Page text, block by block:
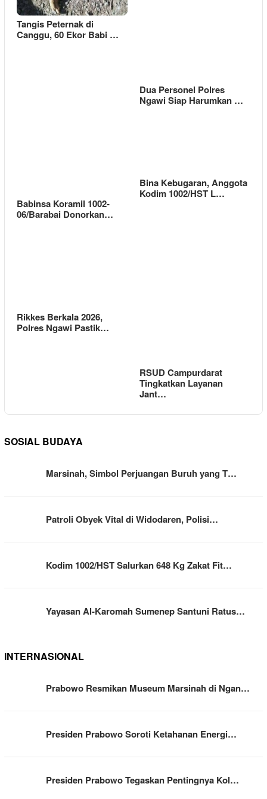
Tangis Peternak di
Canggu, 60 Ekor Babi …
Dua Personel Polres
Ngawi Siap Harumkan …
Babinsa Koramil 1002-
06/Barabai Donorkan…
Bina Kebugaran, Anggota
Kodim 1002/HST L…
Rikkes Berkala 2026,
Polres Ngawi Pastik…
RSUD Campurdarat
Tingkatkan Layanan
Jant…
SOSIAL BUDAYA
Marsinah, Simbol Perjuangan Buruh yang T…
Patroli Obyek Vital di Widodaren, Polisi…
Kodim 1002/HST Salurkan 648 Kg Zakat Fit…
Yayasan Al-Karomah Sumenep Santuni Ratus…
INTERNASIONAL
Prabowo Resmikan Museum Marsinah di Ngan…
Presiden Prabowo Soroti Ketahanan Energi…
Presiden Prabowo Tegaskan Pentingnya Kol…